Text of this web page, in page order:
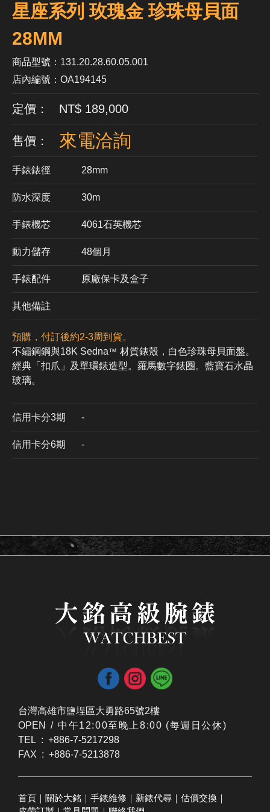
星座系列 玫瑰金 珍珠母貝面
28MM
商品型號：131.20.28.60.05.001
店內編號：OA194145
定價： NT$ 189,000
售價： 來電洽詢
手錶錶徑 28mm
防水深度 30m
手錶機芯 ​4061石英機芯
動力儲存 48個月
手錶配件 原廠保卡及盒子
其他備註
預購，付訂後約2-3周到貨。
不鏽鋼鋼與18K Sedna™ 材質錶殼，白色珍珠母貝面盤。
經典「扣爪」及單環錶造型。羅馬數字錶圈。藍寶石水晶
玻璃。
信用卡分3期 ​-
信用卡分6期 -
台灣高雄市鹽埕區大勇路65號2樓
OPEN / ​中午12:00至晚上8:00 (每週日公休)
TEL : +886-7-5217298
FAX : +886-7-5213878
首頁 ｜ 關於大銘 ｜ 手錶維修 ｜ 新錶代尋 ｜ 估價交換 ｜